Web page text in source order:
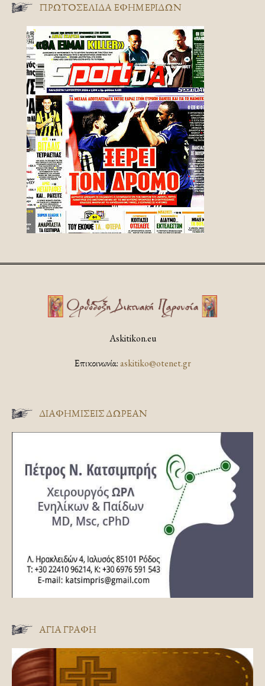
ΠΡΩΤΟΣΈΛΙΔΑ ΕΦΗΜΕΡΊΔΩΝ
Askitikon.eu
Επικοινωνία:askitiko@otenet.gr
ΔΙΑΦΗΜΊΣΕΙΣ ΔΩΡΕΆΝ
ΑΓΊΑ ΓΡΑΦΉ